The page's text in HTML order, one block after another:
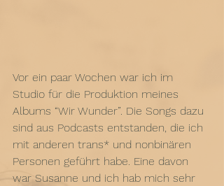
Vor ein paar Wochen war ich im
Studio für die Produktion meines
Albums “Wir Wunder”. Die Songs dazu
sind aus Podcasts entstanden, die ich
mit anderen trans* und nonbinären
Personen geführt habe. Eine davon
war Susanne und ich hab mich sehr